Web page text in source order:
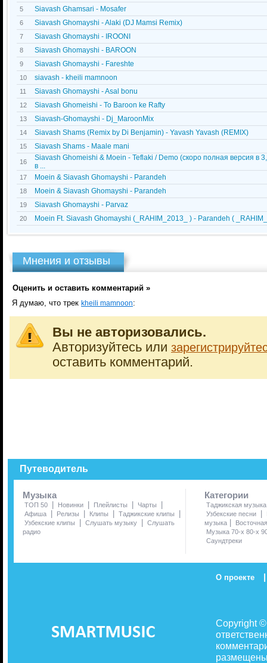
5 Siavash Ghamsari - Mosafer
6 Siavash Ghomayshi - Alaki (DJ Mamsi Remix)
7 Siavash Ghomayshi - IROONI
8 Siavash Ghomayshi - BAROON
9 Siavash Ghomayshi - Fareshte
10 siavash - kheili mamnoon
11 Siavash Ghomayshi - Asal bonu
12 Siavash Ghomeishi - To Baroon ke Rafty
13 Siavash-Ghomayshi - Dj_MaroonMix
14 Siavash Shams (Remix by Di Benjamin) - Yavash Yavash (REMIX)
15 Siavash Shams - Maale mani
16
Siavash Ghomeishi & Moein - Teflaki / Demo (скоро полная версия в
в ...
17 Moein & Siavash Ghomayshi - Parandeh
18 Moein & Siavash Ghomayshi - Parandeh
19 Siavash Ghomayshi - Parvaz
20 Moein Ft. Siavash Ghomayshi (_RAHIM_2013_ ) - Parandeh (
Мнения и отзывы
Оценить и оставить комментарий »
Я думаю, что трек kheili mamnoon:
Вы не авторизовались.
Авторизуйтесь или
оставить комментарий.
Путеводитель
Музыка
ТОП 50 | Новинки | Плейлисты | Чарты |
Афиша | Релизы | Клипы | Таджикские клипы |
Узбекские клипы | Слушать музыку | Слушать
радио
Категории
Таджикская музыка
Узбекские песни
|
музыка |
Музыка 70-х 80-х
Саундтреки
О проекте |
Copyright
размещены